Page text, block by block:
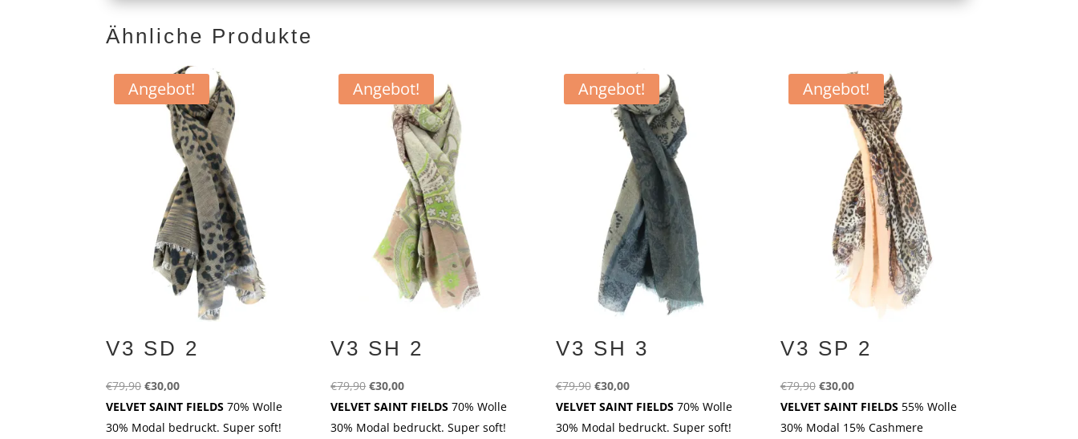
Ähnliche Produkte
Angebot!
V3 SD 2
€79,90 Ursprünglicher
Preis
war:
€30,00Aktueller
Preis
ist:
VELVET SAINT FIELDS 70% Wolle
30% Modal bedruckt. Super soft!
Angebot!
V3 SH 2
€79,90Ursprünglicher
Preis
war:
€30,00Aktueller
Preis
ist:
VELVET SAINT FIELDS70% Wolle
30% Modal bedruckt. Super soft!
Angebot!
V3 SH 3
€79,90 Ursprünglicher
Preis
war:
€30,00Aktueller
Preis
ist:
VELVET SAINT FIELDS 70% Wolle
30% Modal bedruckt. Super soft!
Angebot!
V3 SP 2
€79,90 Ursprünglicher
Preis
war:
€30,00Aktueller
Preis
ist:
VELVET SAINT FIELDS 55% Wolle
30% Modal 15% Cashmere